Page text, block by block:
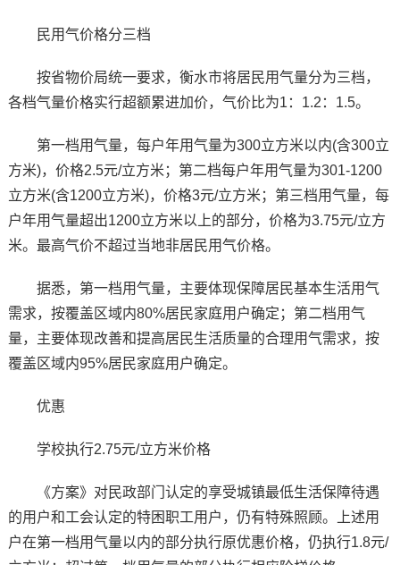
民用气价格分三档
按省物价局统一要求，衡水市将居民用气量分为三档，
各档气量价格实行超额累进加价，气价比为1：1.2：1.5。
第一档用气量，每户年用气量为300立方米以内(含300立
方米)，价格2.5元/立方米；第二档每户年用气量为301-1200
立方米(含1200立方米)，价格3元/立方米；第三档用气量，每
户年用气量超出1200立方米以上的部分，价格为3.75元/立方
米。最高气价不超过当地非居民用气价格。
据悉，第一档用气量，主要体现保障居民基本生活用气
需求，按覆盖区域内80%居民家庭用户确定；第二档用气
量，主要体现改善和提高居民生活质量的合理用气需求，按
覆盖区域内95%居民家庭用户确定。
优惠
学校执行2.75元/立方米价格
《方案》对民政部门认定的享受城镇最低生活保障待遇
的用户和工会认定的特困职工用户，仍有特殊照顾。上述用
户在第一档用气量以内的部分执行原优惠价格，仍执行1.8元/